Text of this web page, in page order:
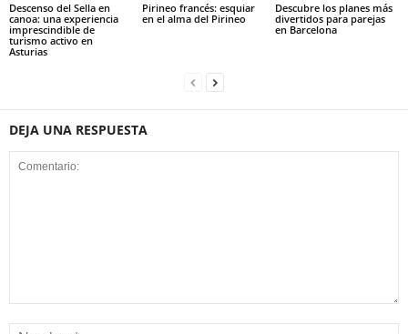
Descenso del Sella en
canoa: una experiencia
imprescindible de
turismo activo en
Asturias
Pirineo francés: esquiar
en el alma del Pirineo
Descubre los planes más
divertidos para parejas
en Barcelona
DEJA UNA RESPUESTA